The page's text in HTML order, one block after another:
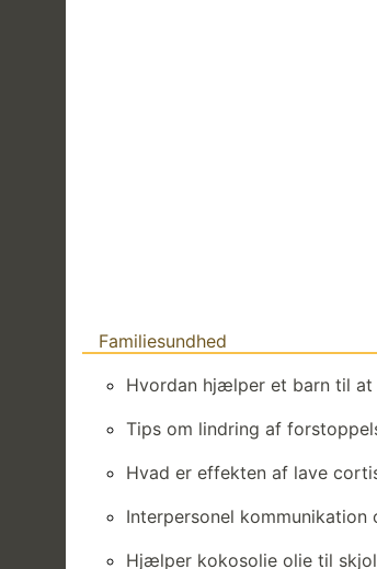
Familiesundhed
Hvordan hjælper et barn til at
Tips om lindring af
Hvad er effekten af ​​lave
Interpersonel kommunikation
Hjælper kokosolie olie til